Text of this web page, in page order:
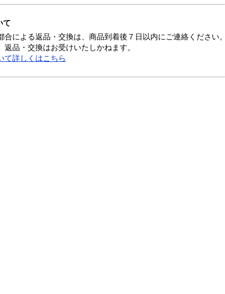
て
合による返品・交換は、商品到着後７日以内にご連絡ください
返品・交換はお受けいたしかねます。
て詳しくはこちら